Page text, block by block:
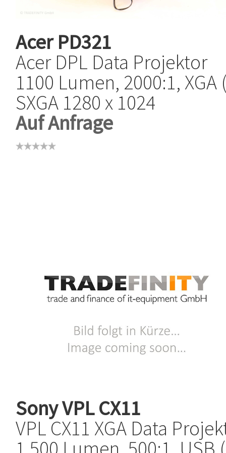
Acer PD321
Acer DPL Data Projektor
1100 Lumen, 2000:1, XGA
SXGA 1280 x 1024
Auf Anfrage
SonyVPL CX11
VPL CX11 XGA Data